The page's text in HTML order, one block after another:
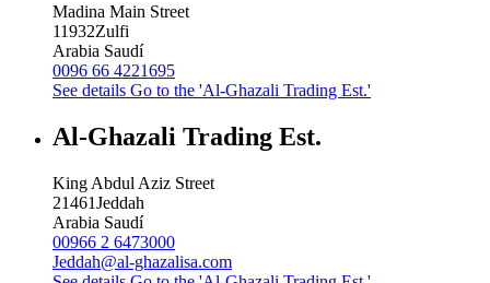
Madina Main Street
11932Zulfi
Arabia Saudí
0096 66 4221695
See details Go to the 'Al-Ghazali Trading Est.'
Al-Ghazali Trading Est.
King Abdul Aziz Street
21461Jeddah
Arabia Saudí
00966 2 6473000
Jeddah@al-ghazalisa.com